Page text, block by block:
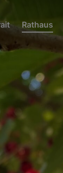
Rathaus